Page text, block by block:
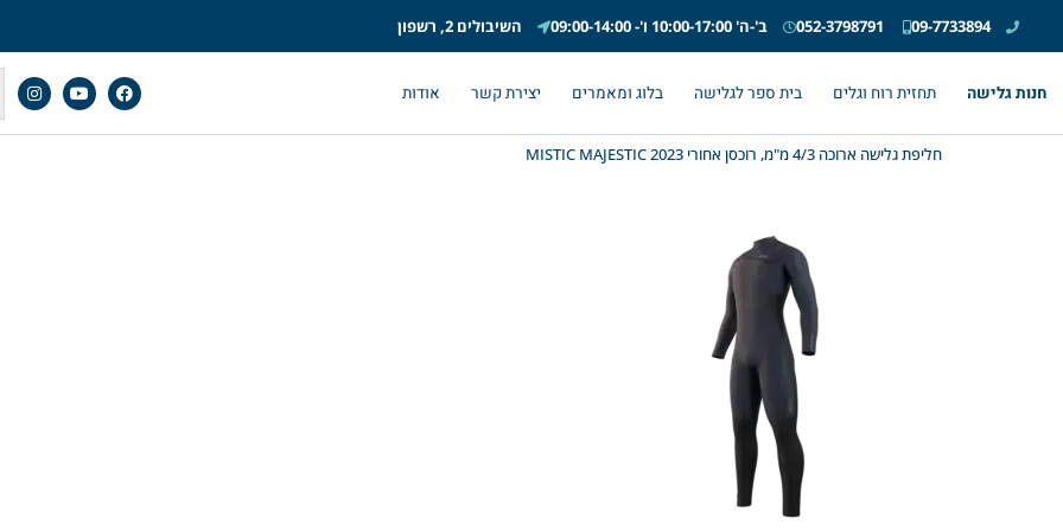
09-7733894
052-3798791 ב'-ה' 10:00-17:00 ו'- 09:00-14:00 השיבולים 2, רשפון
חנות גלישה תחזית רוח וגלים בית ספר לגלישה בלוג ומאמרים יצירת קשר אודות
חליפת גלישה ארוכה 4/3 מ"מ, רוכסן אחורי MISTIC MAJESTIC 2023